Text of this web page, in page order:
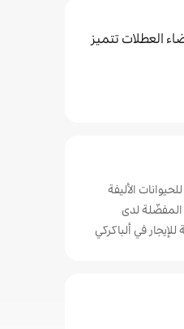
العطلات تتميز
الأليفة
المفضّلة لدى
في ألباكركي